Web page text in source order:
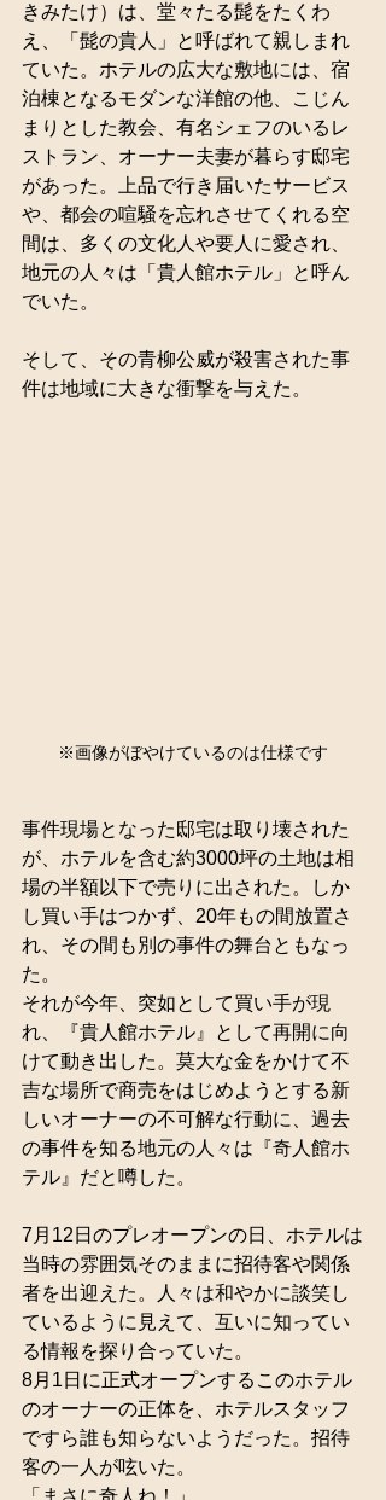
きみたけ）は、堂々たる髭をたくわ
え、「髭の貴人」と呼ばれて親しまれ
ていた。ホテルの広大な敷地には、宿
泊棟となるモダンな洋館の他、こじん
まりとした教会、有名シェフのいるレ
ストラン、オーナー夫妻が暮らす邸宅
があった。上品で行き届いたサービス
や、都会の喧騒を忘れさせてくれる空
間は、多くの文化人や要人に愛され、
地元の人々は「貴人館ホテル」と呼ん
でいた。
そして、その青柳公威が殺害された事
件は地域に大きな衝撃を与えた。
※画像がぼやけているのは仕様です
事件現場となった邸宅は取り壊された
が、ホテルを含む約3000坪の土地は相
場の半額以下で売りに出された。しか
し買い手はつかず、20年もの間放置さ
れ、その間も別の事件の舞台ともなっ
た。
それが今年、突如として買い手が現
れ、『貴人館ホテル』として再開に向
けて動き出した。莫大な金をかけて不
吉な場所で商売をはじめようとする新
しいオーナーの不可解な行動に、過去
の事件を知る地元の人々は『奇人館ホ
テル』だと噂した。
7月12日のプレオープンの日、ホテルは
当時の雰囲気そのままに招待客や関係
者を出迎えた。人々は和やかに談笑し
ているように見えて、互いに知ってい
る情報を探り合っていた。
8月1日に正式オープンするこのホテル
のオーナーの正体を、ホテルスタッフ
ですら誰も知らないようだった。招待
客の一人が呟いた。